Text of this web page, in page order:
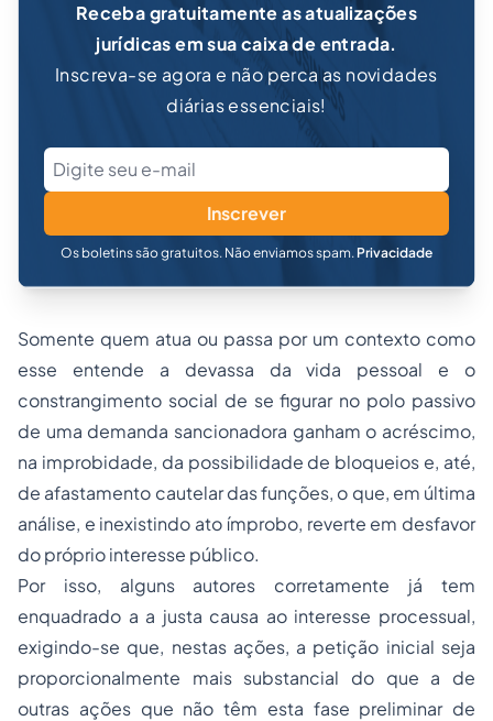
Receba gratuitamente as atualizações
jurídicas em sua caixa de entrada.
Inscreva-se agora e não perca as novidades
diárias essenciais!
Inscrever
Os boletins são gratuitos. Não enviamos spam. Privacidade
Somente quem atua ou passa por um contexto como
esse entende a devassa da vida pessoal e o
constrangimento social de se figurar no polo passivo
de uma demanda sancionadora ganham o acréscimo,
na improbidade, da possibilidade de bloqueios e, até,
de afastamento cautelar das funções, o que, em última
análise, e inexistindo ato ímprobo, reverte em desfavor
do próprio interesse público.
Por isso, alguns autores corretamente já tem
enquadrado a a justa causa ao interesse processual,
exigindo-se que, nestas ações, a petição inicial seja
proporcionalmente mais substancial do que a de
outras ações que não têm esta fase preliminar de